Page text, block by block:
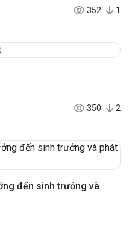
352 1
350 2
đến sinh trưởng và